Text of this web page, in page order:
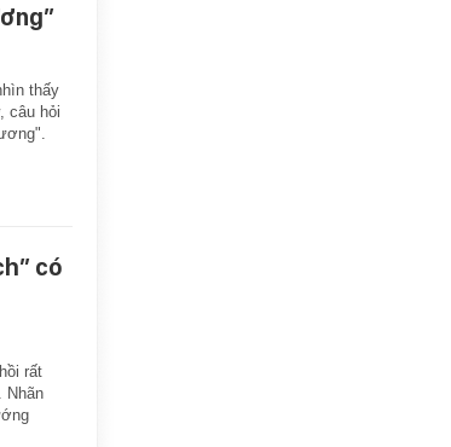
thấy
câu hỏi
có
rất
Nhãn